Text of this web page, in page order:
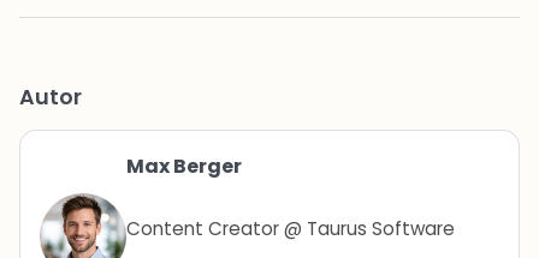
Autor
Max Berger
Content Creator @ Taurus Software